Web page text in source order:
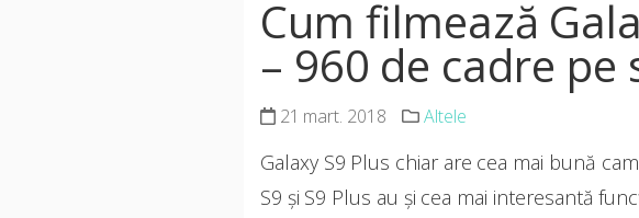
Cum filmează
– 960 de cadre pe
21 mart. 2018 Altele
Galaxy S9 Plus chiar are cea mai bună
S9 și S9 Plus au și cea mai interesantă